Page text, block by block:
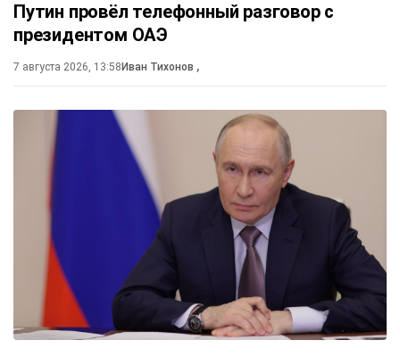
Путин провёл телефонный разговор с
президентом ОАЭ
7 августа 2026, 13:58 Иван Тихонов ,